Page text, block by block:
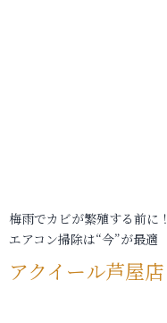
梅雨でカビが繁殖する前に！
エアコン掃除は“今”が最適
アクイール芦屋店